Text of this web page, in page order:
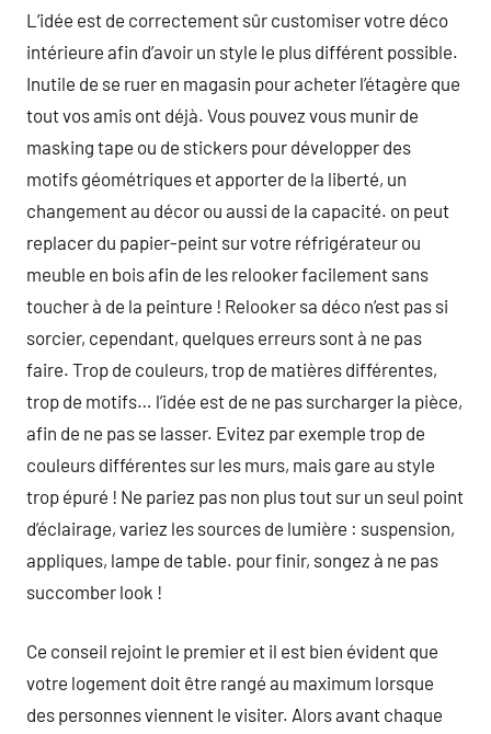
L’idée est de correctement sûr customiser votre déco
intérieure afin d’avoir un style le plus différent possible.
Inutile de se ruer en magasin pour acheter l’étagère que
tout vos amis ont déjà. Vous pouvez vous munir de
masking tape ou de stickers pour développer des
motifs géométriques et apporter de la liberté, un
changement au décor ou aussi de la capacité. on peut
replacer du papier-peint sur votre réfrigérateur ou
meuble en bois afin de les relooker facilement sans
toucher à de la peinture ! Relooker sa déco n’est pas si
sorcier, cependant, quelques erreurs sont à ne pas
faire. Trop de couleurs, trop de matières différentes,
trop de motifs… l’idée est de ne pas surcharger la pièce,
afin de ne pas se lasser. Evitez par exemple trop de
couleurs différentes sur les murs, mais gare au style
trop épuré ! Ne pariez pas non plus tout sur un seul point
d’éclairage, variez les sources de lumière : suspension,
appliques, lampe de table. pour finir, songez à ne pas
succomber look !
Ce conseil rejoint le premier et il est bien évident que
votre logement doit être rangé au maximum lorsque
des personnes viennent le visiter. Alors avant chaque